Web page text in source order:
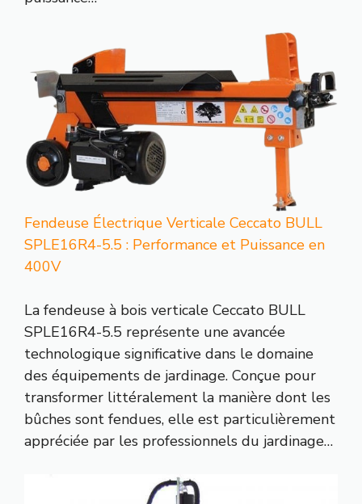
Fendeuse Électrique Verticale Ceccato BULL
SPLE16R4-5.5 : Performance et Puissance en
400V
La fendeuse à bois verticale Ceccato BULL
SPLE16R4-5.5 représente une avancée
technologique significative dans le domaine
des équipements de jardinage. Conçue pour
transformer littéralement la manière dont les
bûches sont fendues, elle est particulièrement
appréciée par les professionnels du jardinage…